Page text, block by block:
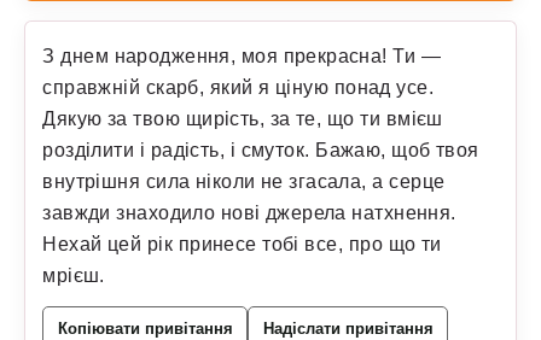
З днем народження, моя прекрасна! Ти —
справжній скарб, який я ціную понад усе.
Дякую за твою щирість, за те, що ти вмієш
розділити і радість, і смуток. Бажаю, щоб твоя
внутрішня сила ніколи не згасала, а серце
завжди знаходило нові джерела натхнення.
Нехай цей рік принесе тобі все, про що ти
мрієш.
Копіювати привітання Надіслати привітання